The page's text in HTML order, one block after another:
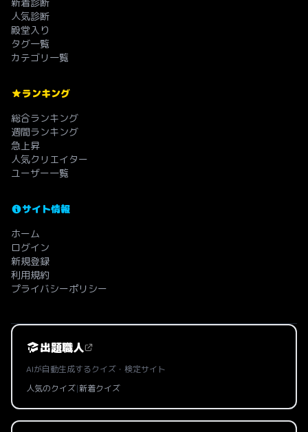
人気診断
殿堂入り
タグ一覧
カテゴリ一覧
ランキング
総合ランキング
週間ランキング
急上昇
人気クリエイター
ユーザー一覧
サイト情報
ホーム
ログイン
新規登録
利用規約
プライバシーポリシー
出題職人
AIが自動生成するクイズ・検定サイト
人気のクイズ|新着クイズ